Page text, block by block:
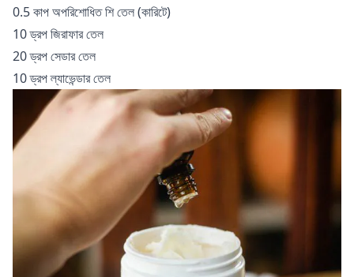
0.5 কাপ অপরিশোধিত শি তেল (কারিটে)
10 ড্রপ জিরাফার তেল
20 ড্রপ সেডার তেল
10 ড্রপ ল্যাভেন্ডার তেল